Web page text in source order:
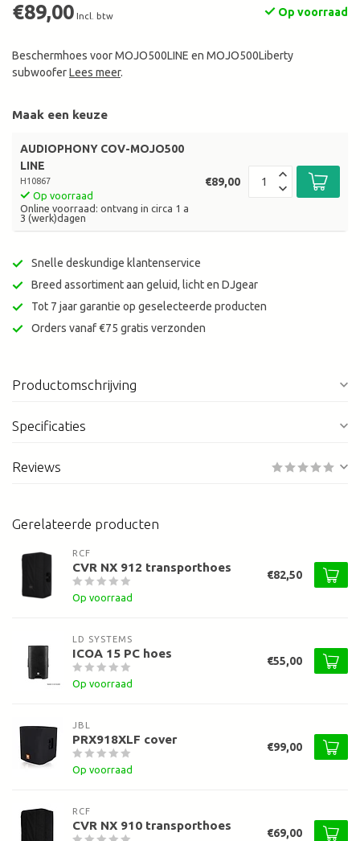
€89,00 Incl. btw Op voorraad
Beschermhoes voor MOJO500LINE en MOJO500Liberty
subwooferLees meer.
Maak een keuze
AUDIOPHONY COV-MOJO500
LINE
H10867
Op voorraad
Online voorraad: ontvang in circa 1 a
3 (werk)dagen
€89,00
Snelle deskundige klantenservice
Breed assortiment aan geluid, licht en DJgear
Tot 7 jaar garantie op geselecteerde producten
Orders vanaf €75 gratis verzonden
Productomschrijving
Specificaties
Reviews
Gerelateerde producten
RCF
CVR NX 912 transporthoes
Op voorraad
€82,50
LD SYSTEMS
ICOA 15 PC hoes
Op voorraad
€55,00
JBL
PRX918XLF cover
Op voorraad
€99,00
RCF
CVR NX 910 transporthoes
€69,00